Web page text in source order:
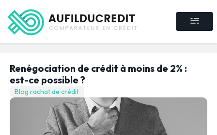
Renégociation de crédit à moins de 2% :
est-ce possible ?
Blog rachat de crédit